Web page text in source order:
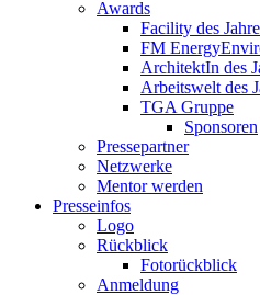
Awards
Facility des
FM
ArchitektIn des
Arbeitswelt des
TGA Gruppe
Sponsoren
Pressepartner
Netzwerke
Mentor werden
Presseinfos
Logo
Rückblick
Fotorückblick
Anmeldung